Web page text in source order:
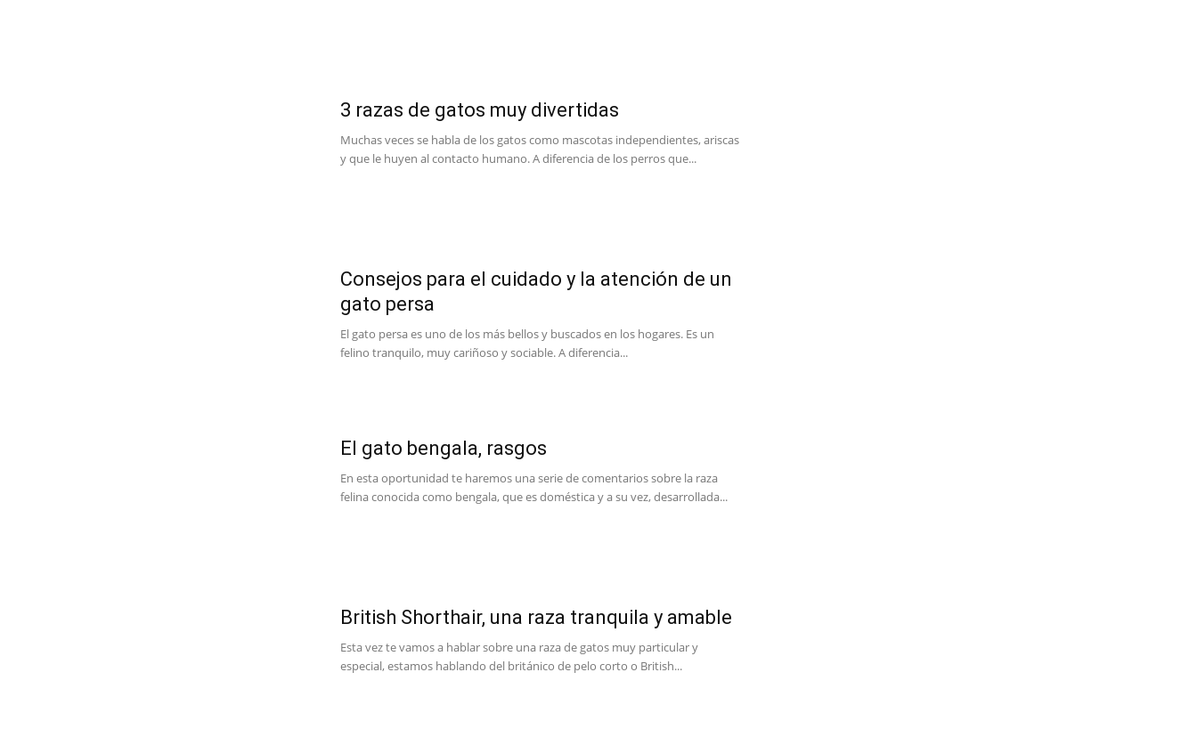
3 razas de gatos muy divertidas
Muchas veces se habla de los gatos como mascotas independientes, ariscas
y que le huyen al contacto humano. A diferencia de los perros que...
Consejos para el cuidado y la atención de un
gato persa
El gato persa es uno de los más bellos y buscados en los hogares. Es un
felino tranquilo, muy cariñoso y sociable. A diferencia...
El gato bengala, rasgos
En esta oportunidad te haremos una serie de comentarios sobre la raza
felina conocida como bengala, que es doméstica y a su vez, desarrollada...
British Shorthair, una raza tranquila y amable
Esta vez te vamos a hablar sobre una raza de gatos muy particular y
especial, estamos hablando del británico de pelo corto o British...